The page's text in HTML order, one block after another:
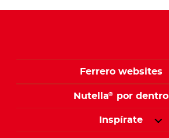
Ferrero websites
Nutella® por dentro
Inspírate